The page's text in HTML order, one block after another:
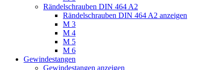
Rändelschrauben DIN 464 A2
Rändelschrauben DIN 464 A2 anzeigen
M 3
M 4
M 5
M 6
Gewindestangen
Gewindestangen anzeigen